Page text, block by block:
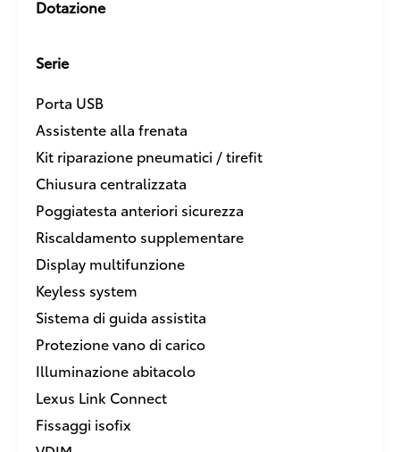
Dotazione
Serie
Porta USB
Assistente alla frenata
Kit riparazione pneumatici / tirefit
Chiusura centralizzata
Poggiatesta anteriori sicurezza
Riscaldamento supplementare
Display multifunzione
Keyless system
Sistema di guida assistita
Protezione vano di carico
Illuminazione abitacolo
Lexus Link Connect
Fissaggi isofix